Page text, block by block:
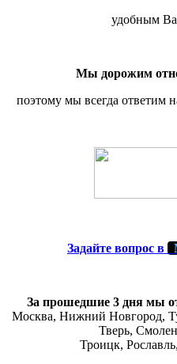
удобным
Мы дорожим
поэтому мы всегда ответим
Задайте вопрос в
За прошедшие 3 дня мы
Москва, Нижний Новгород,
Тверь,
Троицк, Рославль